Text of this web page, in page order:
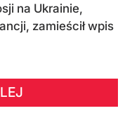
na Ukrainie,
zamieścił wpis